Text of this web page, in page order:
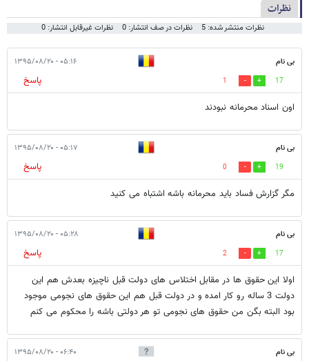
نظرات
نظرات منتشر شده: 5 نظرات در صف انتشار: 0 نظرات غیرقابل انتشار: 0
بی نام ۰۵:۱۶ - ۱۳۹۵/۰۸/۲۰
17
1
پاسخ
اون اسناد محرمانه نبودند
بی نام ۰۵:۱۷ - ۱۳۹۵/۰۸/۲۰
19
0
پاسخ
مگر گزارش فساد باید محرمانه باشه اشتباه می کنید
بی نام ۰۵:۲۸ - ۱۳۹۵/۰۸/۲۰
17
2
پاسخ
اولا این حقوق ها در مقابل اختلاس های دولت قبل ناچیزه بعدش هم این
دولت 3 ساله رو کار امده و در دولت قبل هم این حقوق های نجومی موجود
بود البته بگن من حقوق های نجومی تو هر دولتی باشه را محکوم می کنم
بی نام ۰۶:۴۰ - ۱۳۹۵/۰۸/۲۰